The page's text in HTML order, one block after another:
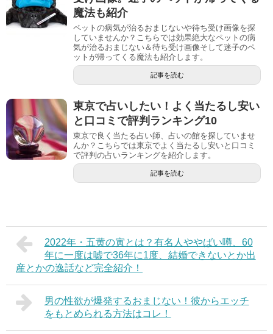
魔法も紹介
ペットの病気が治るおまじないや待ち受け画像を探
していませんか？こちらでは効果絶大なペットの病
気が治るおまじない＆待ち受け画像そして迷子のペ
ットが帰ってくる魔法も紹介します。
記事を読む
東京で占いしたい！よく当たるし安い
と口コミで評判ランキング10
東京で良く当たる占い師、占いの館を探していませ
んか？こちらでは東京でよく当たるし安いと口コミ
で評判の占いランキングを紹介します。
記事を読む
2022年・五黄の寅とは？有名人ややばい噂、60
年に一度は嘘で36年に1度、結婚できないとか出
産とかの逸話など完全紹介！
男の性欲が爆発するおまじない！彼からエッチ
をもとめられる方法はコレ！